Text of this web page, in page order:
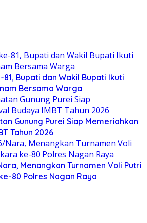
81, Bupati dan Wakil Bupati Ikuti
Bersama Warga
Gunung Purei Siap Memeriahkan
Tahun 2026
Menangkan Turnamen Voli Putri
80 Polres Nagan Raya